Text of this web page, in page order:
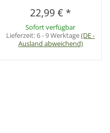
22,99 € *
Sofort verfügbar
Lieferzeit:6 - 9 Werktage(DE -
Ausland abweichend)